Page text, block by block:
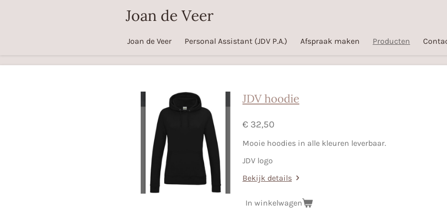
hoofdinhoud
Joan de Veer
Joan de Veer Personal Assistant (JDV P.A.) Afspraak maken Producten
JDV hoodie
€ 32,50
Mooie hoodies in alle kleuren leverbaar.
JDV logo
Bekijk details
In winkelwagen